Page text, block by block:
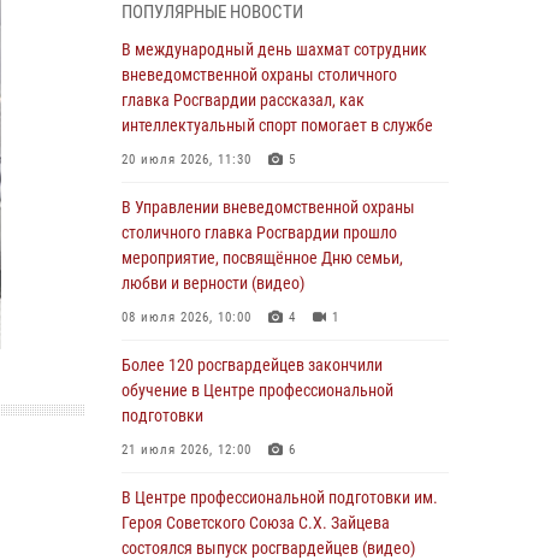
Столичные росгвардейцы задержали
мужчину, устроившего дебош в букмекерской
конторе (Видео)
05 августа 2026, 12:39
Московские росгвардейцы обеспечили
безопасность проведения футбольного матча
Кубка России (Видео)
05 августа 2026, 12:35 1
ознакомилась с передовыми методами
работы Росгвардии в Москве (видео)
04 августа 2026, 18:16
чемпионат по самбо и боевому самбо.
(видео)
04 августа 2026, 14:00 7 1
ПОПУЛЯРНЫЕ НОВОСТИ
В международный день шахмат сотрудник
вневедомственной охраны столичного
главка Росгвардии рассказал, как
интеллектуальный спорт помогает в службе
20 июля 2026, 11:30 5
В Управлении вневедомственной охраны
столичного главка Росгвардии прошло
мероприятие, посвящённое Дню семьи,
любви и верности (видео)
08 июля 2026, 10:00 4 1
Более 120 росгвардейцев закончили
обучение в Центре профессиональной
подготовки
21 июля 2026, 12:00 6
В Центре профессиональной подготовки им.
Героя Советского Союза С.Х. Зайцева
состоялся выпуск росгвардейцев (видео)